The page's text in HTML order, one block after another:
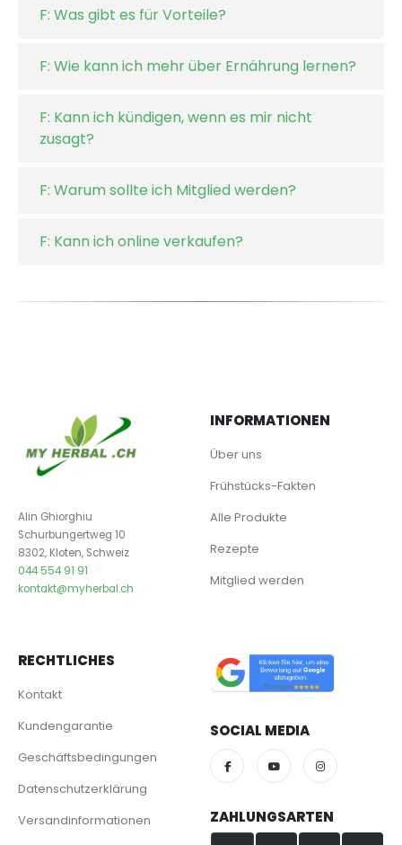
F: Was gibt es für Vorteile?
F: Wie kann ich mehr über Ernährung lernen?
F: Kann ich kündigen, wenn es mir nicht
zusagt?
F: Warum sollte ich Mitglied werden?
F: Kann ich online verkaufen?
Alin Ghiorghiu
Schurbungertweg 10
8302, Kloten, Schweiz
044 554 91 91
kontakt@myherbal.ch
INFORMATIONEN
Über uns
Frühstücks-Fakten
Alle Produkte
Rezepte
Mitglied werden
RECHTLICHES
Kontakt
Kundengarantie
Geschäftsbedingungen
Datenschutzerklärung
Versandinformationen
SOCIAL MEDIA
ZAHLUNGSARTEN